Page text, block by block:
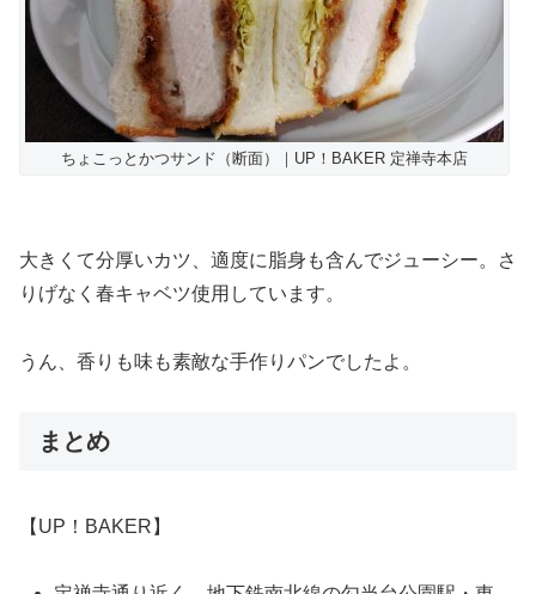
ちょこっとかつサンド（断面）｜UP！BAKER 定禅寺本店
大きくて分厚いカツ、適度に脂身も含んでジューシー。さ
りげなく春キャベツ使用しています。
うん、香りも味も素敵な手作りパンでしたよ。
まとめ
【UP！BAKER】